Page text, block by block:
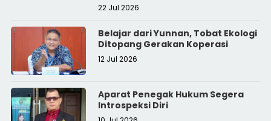
22 Jul 2026
Belajar dari Yunnan, Tobat Ekologi
Ditopang Gerakan Koperasi
12 Jul 2026
Aparat Penegak Hukum Segera
Introspeksi Diri